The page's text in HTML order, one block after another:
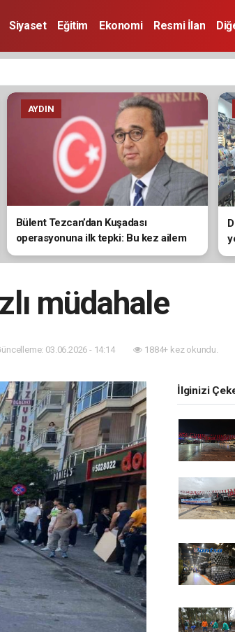
Siyaset Eğitim Ekonomi Resmi İlan
AYDIN
Bülent Tezcan’dan Kuşadası
operasyonuna ilk tepki: Bu kez ailem
de doğrudan hedef alındı
müdahale
03.06.2026 - 14:14 1884+ kez okundu.
İlginizi